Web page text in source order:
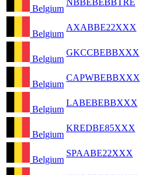
Belgium
NBBEBEBBTRE
Belgium
AXABBE22XXX
Belgium
GKCCBEBBXXX
Belgium
CAPWBEBBXXX
Belgium
LABEBEBBXXX
Belgium
KREDBE85XXX
Belgium
SPAABE22XXX